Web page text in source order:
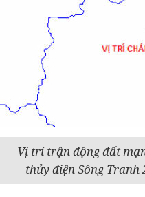
Vị trí trận động đất
thủy điện Sông